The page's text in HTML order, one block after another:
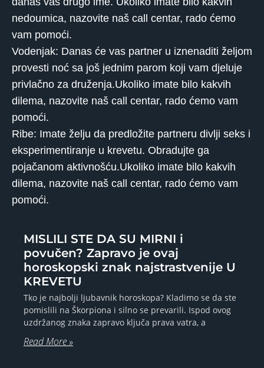
nedoumica, nazovite naš call centar, rado ćemo
vam pomoći.
Vodenjak: Danas će vas partner u iznenaditi željom
provesti noć sa još jednim parom koji vam djeluje
privlačno za druženja.Ukoliko imate bilo kakvih
dilema, nazovite naš call centar, rado ćemo vam
pomoći.
Ribe: Imate želju da predložite partneru divlji seks i
eksperimentiranje u krevetu. Obradujte ga
pojačanom aktivnošću.Ukoliko imate bilo kakvih
dilema, nazovite naš call centar, rado ćemo vam
pomoći.
MISLILI STE DA SU MIRNI i
povučen? Zapravo je ovaj
horoskopski znak najstrastvenije U
KREVETU
Tko je najbolji ljubavnik horoskopa? Kladimo se da ste
pomislili na Škorpiona i silno se prevarili. Ispod ovog
uzdržanog znaka zapravo ključa prava vatra, a
Read More »